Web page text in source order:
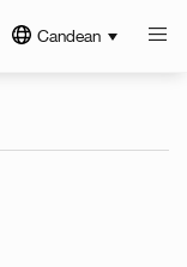
Candean